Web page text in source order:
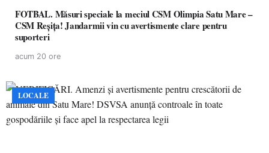
FOTBAL. Măsuri speciale la meciul CSM Olimpia Satu Mare –
CSM Reșița! Jandarmii vin cu avertismente clare pentru
suporteri
acum 20 ore
LOCALE